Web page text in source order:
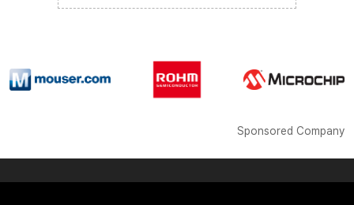
Sponsored Company